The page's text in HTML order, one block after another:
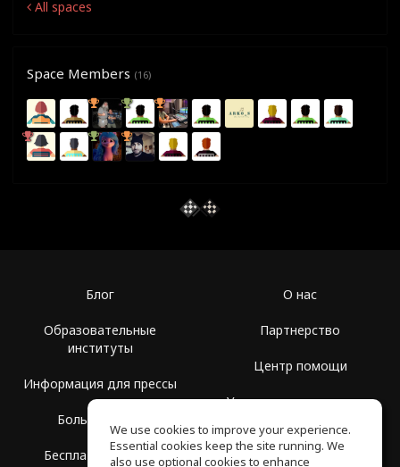
All spaces
Space Members (16)
Блог
Образовательные
институты
Информация для прессы
Больше Групп
Бесплатная школа
О нас
Партнерство
Центр помощи
Условия использования
Политика
конфиденциальности
We use cookies to improve your experience.
Essential cookies keep the site running. We
also use optional cookies to enhance